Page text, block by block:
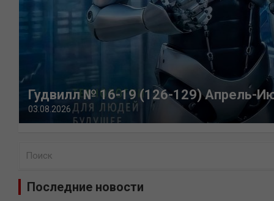
Гудвилл № 16-19 (126-129) Апрель-
03.08.2026
Последние новости